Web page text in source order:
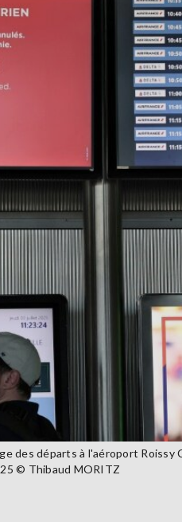
des départs à l'aéroport Roissy
© Thibaud MORITZ